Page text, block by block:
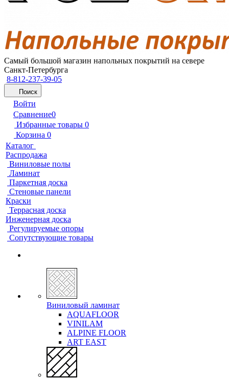
Самый большой магазин напольных покрытий на севере
Санкт-Петербурга
8-812-237-39-05
Поиск
Войти
Сравнение0
Избранные товары 0
Корзина 0
Каталог
Распродажа
Виниловые полы
Ламинат
Паркетная доска
Стеновые панели
Краски
Террасная доска
Инженерная доска
Регулируемые опоры
Сопутствующие товары
Виниловый ламинат
AQUAFLOOR
VINILAM
ALPINE FLOOR
ART EAST